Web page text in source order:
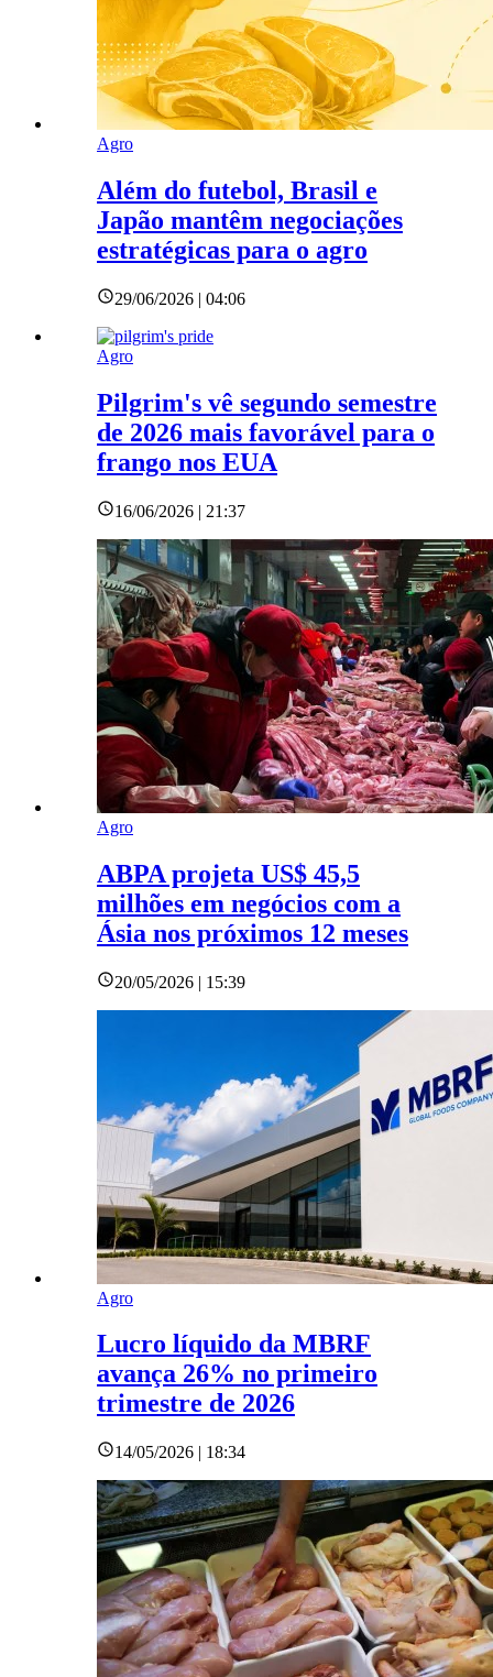
Agro
Além do futebol, Brasil e
Japão mantêm negociações
estratégicas para o agro
29/06/2026 | 04:06
Agro
Pilgrim's vê segundo semestre
de 2026 mais favorável para o
frango nos EUA
16/06/2026 | 21:37
Agro
ABPA projeta US$ 45,5
milhões em negócios com a
Ásia nos próximos 12 meses
20/05/2026 | 15:39
Agro
Lucro líquido da MBRF
avança 26% no primeiro
trimestre de 2026
14/05/2026 | 18:34